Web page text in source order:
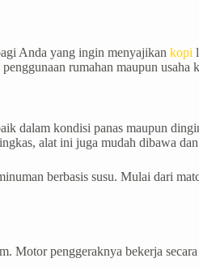
Anda yang ingin menyajikan kopi
rumahan maupun usaha
dalam kondisi panas maupun
alat ini juga mudah dibawa
berbasis susu. Mulai dari
Motor penggeraknya bekerja